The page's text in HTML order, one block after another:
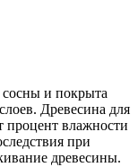
сосны и покрыта
Древесина для
процент влажности
при
древесины.